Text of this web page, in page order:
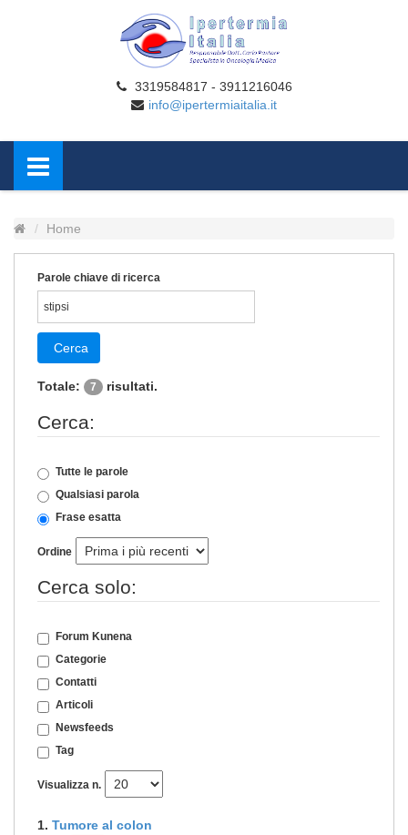
3319584817 - 3911216046
info@ipertermiaitalia.it
Home
Parole chiave di ricerca
Cerca
Totale: 7 risultati.
Cerca:
Tutte le parole
Qualsiasi parola
Frase esatta
Ordine
Cerca solo:
Forum Kunena
Categorie
Contatti
Articoli
Newsfeeds
Tag
Visualizza n.
1. Tumore al colon